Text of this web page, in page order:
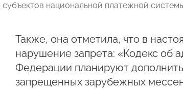
национальной платежной
Также, она отметила, что в
нарушение запрета: «Кодекс об
Федерации планируют
запрещенных зарубежных